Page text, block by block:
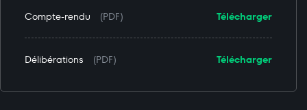
Télécharger
Compte-rendu (PDF)
Télécharger
Délibérations (PDF)